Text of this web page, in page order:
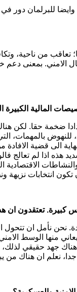
للبرلمان دور في
تعاقب من ناحية،
الامني. بمعنى
المالية الكبيرة
حقا. لكن هناك
بالمهمات،
الى قضية
هذه اذا لم
انتخابات
تعتقدون ان
نحن نأمل ان
منها الوسط
جهد حقيقي
ان هناك من